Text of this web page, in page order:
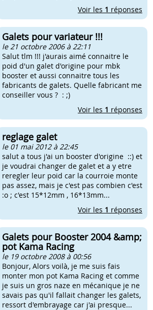
Voir les 1 réponses
Galets pour variateur !!!
le 21 octobre 2006 à 22:11
Salut tlm !!! j'aurais aimé connaitre le
poid d'un galet d'origine pour mbk
booster et aussi connaitre tous les
fabricants de galets. Quelle fabricant me
conseiller vous ? : ;)
Voir les 1 réponses
reglage galet
le 01 mai 2012 à 22:45
salut a tous j'ai un booster d'origine ::) et
je voudrai changer de galet et a y etre
reregler leur poid car la courroie monte
pas assez, mais je c'est pas combien c'est
:o ; c'est 15*12mm , 16*13mm...
Voir les 1 réponses
Galets pour Booster 2004 &amp;
pot Kama Racing
le 19 octobre 2008 à 00:56
Bonjour, Alors voilà, je me suis fais
monter mon pot Kama Racing et comme
je suis un gros naze en mécanique je ne
savais pas qu'il fallait changer les galets,
ressort d'embrayage car j'ai presque...